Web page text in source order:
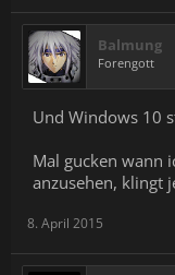
Balmung
Forengott
Und Windows 10
Mal gucken wann
anzusehen, klingt
8. April 2015